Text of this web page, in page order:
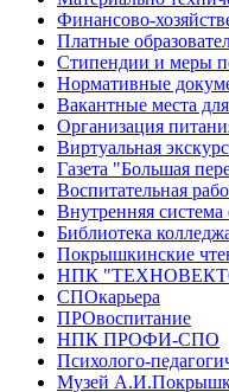
Финансово-
Платные
Стипендии и меры
Нормативные
Вакантные места
Организация
Виртуальная
Газета "Большая
Воспитательная
Внутренняя система
Библиотека
Покрышкинские
НПК
СПОкарьера
ПРОвоспитание
НПК ПРОФИ-СПО
Психолого-
Музей